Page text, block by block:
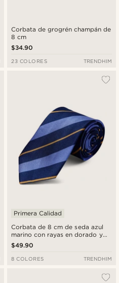
Corbata de grogrén champán de
8 cm
$34.90
23 COLORES TRENDHIM
Corbata de 8 cm de seda azul
marino con rayas en dorado y
azul pastel
Primera Calidad
$49.90
8 COLORES TRENDHIM